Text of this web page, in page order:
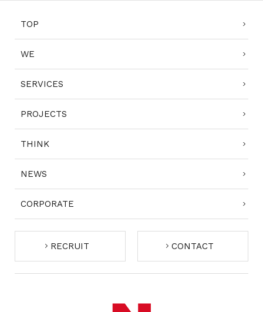
TOP
WE
SERVICES
PROJECTS
THINK
NEWS
CORPORATE
RECRUIT CONTACT